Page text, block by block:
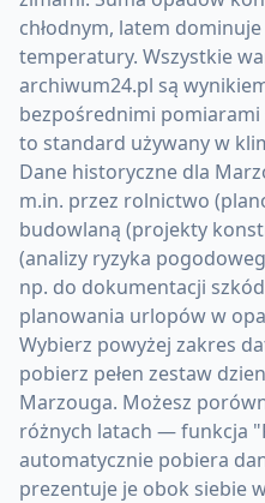
chłodnym, latem
temperatury. Wszystkie
archiwum24.pl są
bezpośrednimi
to standard używany w
Dane historyczne dla
m.in. przez rolnictwo
budowlaną (projekty
(analizy ryzyka
np. do dokumentacji
planowania urlopów w
Wybierz powyżej zakres
pobierz pełen zestaw
Marzouga. Możesz
różnych latach — funkcja
automatycznie pobiera
prezentuje je obok siebie